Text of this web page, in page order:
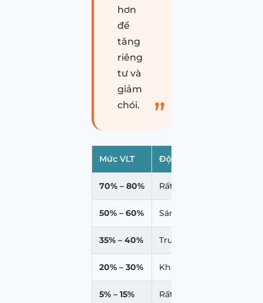
hơn
để
tăng
riêng
tư và
giảm
chói.
Mức VLT Độ sáng/tối
70% – 80% Rất sáng
50% – 60% Sáng vừa
35% – 40% Trung bình
20% – 30% Khá tối
5% – 15% Rất tối